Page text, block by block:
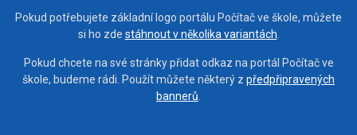
Pokud potřebujete základní logo portálu Počítač ve škole, můžete
si ho zde stáhnout v několika variantách
Pokud chcete na své stránky přidat odkaz na portál Počítač ve
škole, budeme rádi. Použít můžete některý z předpřipravených
bannerů